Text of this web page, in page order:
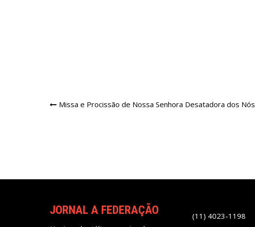
Navegação
Missa e Procissão de Nossa Senhora Desatadora dos Nós
JORNAL A FEDERAÇÃO (11) 4023-1198